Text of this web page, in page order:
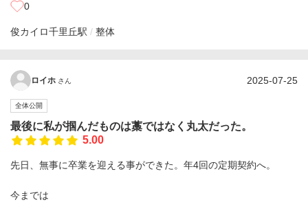
0
俊カイロ千里丘駅 整体
ロイホ さん 2025-07-25
全体公開
最後に私が掴んだものは藁ではなく丸太だった。
5.00
先日、無事に卒業を迎える事ができた。年4回の定期契約へ。
今までは